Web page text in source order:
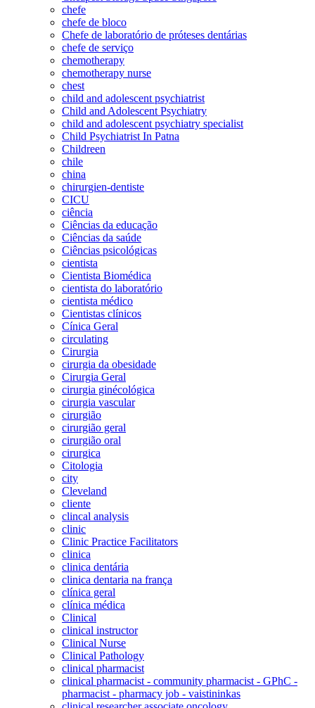
chefe
chefe de bloco
Chefe de laboratório de próteses dentárias
chefe de serviço
chemotherapy
chemotherapy nurse
chest
child and adolescent psychiatrist
Child and Adolescent Psychiatry
child and adolescent psychiatry specialist
Child Psychiatrist In Patna
Childreen
chile
china
chirurgien-dentiste
CICU
ciência
Ciências da educação
Ciências da saúde
Ciências psicológicas
cientista
Cientista Biomédica
cientista do laboratório
cientista médico
Cientistas clínicos
Cínica Geral
circulating
Cirurgia
cirurgia da obesidade
Cirurgia Geral
cirurgia ginécológica
cirurgia vascular
cirurgião
cirurgião geral
cirurgião oral
cirurgica
Citologia
city
Cleveland
cliente
clincal analysis
clinic
Clinic Practice Facilitators
clinica
clinica dentária
clinica dentaria na frança
clínica geral
clínica médica
Clinical
clinical instructor
Clinical Nurse
Clinical Pathology
clinical pharmacist
clinical pharmacist - community pharmacist - GPhC -
pharmacist - pharmacy job - vaistininkas